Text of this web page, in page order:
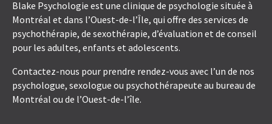
Blake Psychologie est une clinique de psychologie située à
Montréal et dans l’Ouest-de-l’Île, qui offre des services de
psychothérapie, de sexothérapie, d’évaluation et de conseil
pour les adultes, enfants et adolescents.
Contactez-nous pour prendre rendez-vous avec l’un de nos
psychologue, sexologue ou psychothérapeute au bureau de
Montréal ou de l’Ouest-de-l’île.